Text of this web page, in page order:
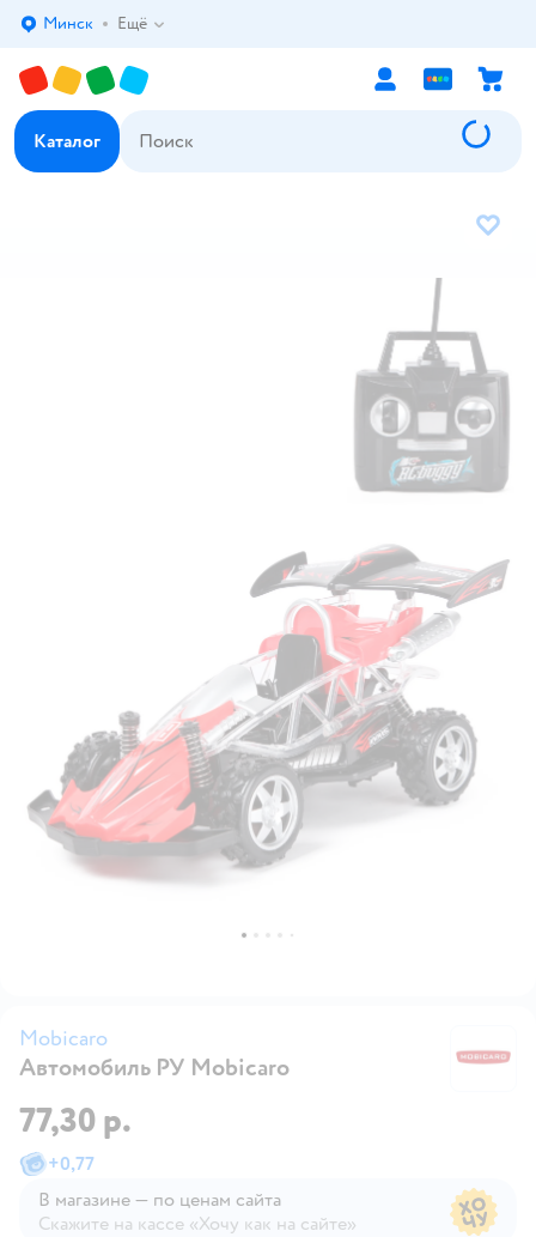
Выбор адреса доставки.
Минск Ещё
Каталог
В
Mobicaro
Автомобиль РУ Mobicaro
77,30 р.
+0,77
В магазине — по ценам сайта
Скажите на кассе «Хочу как на сайте»